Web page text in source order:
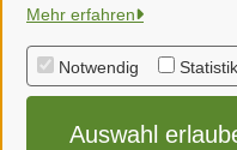
Mehr erfahren
Notwendig Statistik
Auswahl
Alle Rechte